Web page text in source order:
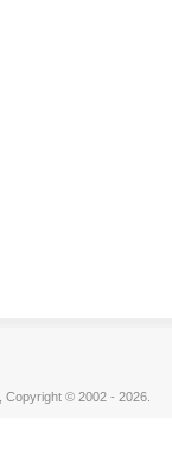
Copyright © 2002 - 2026.